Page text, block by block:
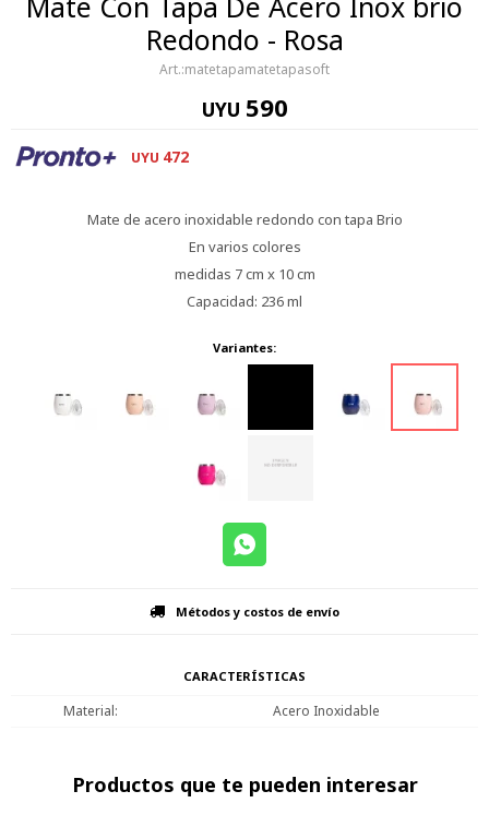
Redondo - Rosa
matetapamatetapasoft
UYU 590
UYU 472
Mate de acero inoxidable redondo con tapa Brio
En varios colores
medidas 7 cm x 10 cm
Capacidad: 236 ml
Variantes:
Métodos y costos de envío
CARACTERÍSTICAS
Material Acero Inoxidable
Productos que te pueden interesar